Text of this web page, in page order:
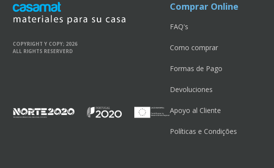
COPYRIGHT Y COPY; 2026
ALL RIGHTS RESERVERD
Comprar Online
FAQ's
Como comprar
Formas de Pago
Devoluciones
Apoyo al Cliente
Políticas e Condições